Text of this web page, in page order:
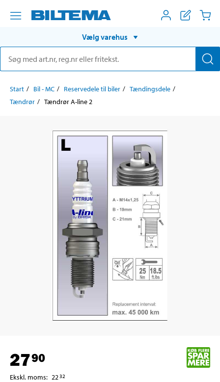
Vælg varehus
Start Bil - MC Reservedele til biler
Tændingsdele
Tændrør
Tændrør A-line 2
2790
Ekskl. moms: 2232